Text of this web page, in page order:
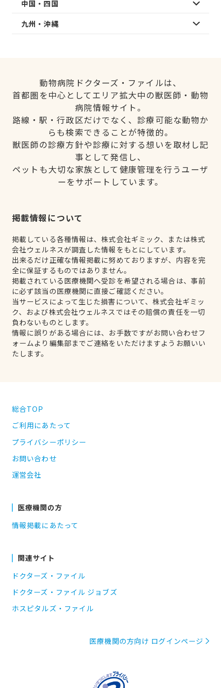
中国・四国
九州・沖縄
動物病院ドクターズ・ファイルは、
首都圏を中心としてエリア拡大中の獣医師・動物
病院情報サイト。
路線・駅・行政区だけでなく、診療可能な動物か
らも検索できることが特徴的。
獣医師の診療方針や診療に対する想いを取材し記
事として発信し、
ペットも大切な家族として健康管理を行うユーザ
ーをサポートしています。
掲載情報について
掲載している各種情報は、株式会社ギミック、または株式
会社ウェルネスが調査した情報をもとにしています。
出来るだけ正確な情報掲載に努めておりますが、内容を完
全に保証するものではありません。
掲載されている医療機関へ受診を希望される場合は、事前
に必ず該当の医療機関に直接ご確認ください。
当サービスによって生じた損害について、株式会社ギミッ
ク、および株式会社ウェルネスではその賠償の責任を一切
負わないものとします。
情報に誤りがある場合には、お手数ですがお問い合わせフ
ォームより編集部までご連絡をいただけますようお願いい
たします。
総合TOP
ご利用にあたって
プライバシーポリシー
お問い合わせ
運営会社
医療機関の方
情報掲載にあたって
関連サイト
ドクターズ・ファイル
ドクターズ・ファイル ジョブズ
ホスピタルズ・ファイル
医療機関の方向け ログインページ